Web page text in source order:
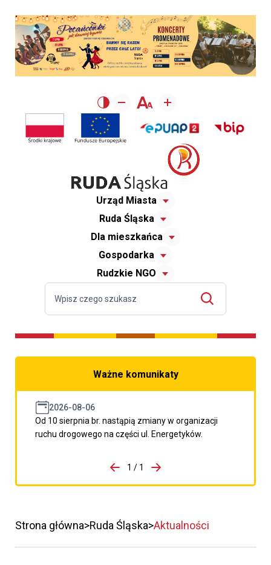
Urząd Miasta
Ruda Śląska
Dla mieszkańca
Gospodarka
Rudzkie NGO
Ważne komunikaty
2026-08-06
Od 10 sierpnia br. nastąpią zmiany w organizacji
ruchu drogowego na części ul. Energetyków.
porzpedniego komunikatu
1 / 1
Przejdź do następnego
Strona główna Ruda Śląska Aktualności